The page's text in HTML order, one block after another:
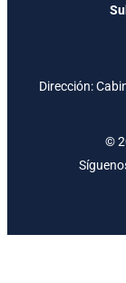
Dirección:
©